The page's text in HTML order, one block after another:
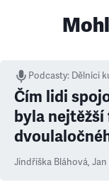
Podcasty: Dělníci
Čím lidi
byla
Jindřiška Bláhová, Jan